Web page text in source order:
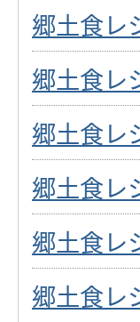
郷土食レ
郷土食レ
郷土食レ
郷土食レ
郷土食レ
郷土食レ